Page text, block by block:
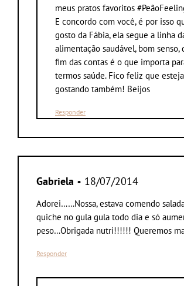
meus pratos favoritos
E concordo com você, é por isso
gosto da Fábia, ela segue a linha
alimentação saudável, bom senso,
fim das contas é o que importa
termos saúde. Fico feliz que esteja
gostando também! Beijos
Responder
Gabriela • 18/07/2014
Adorei……Nossa, estava comendo
quiche no gula gula todo dia e só
peso…Obrigada nutri!!!!!! Queremos
Responder